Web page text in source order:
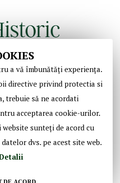
a vă îmbunătăți experiența.
directive privind protectia si
trebuie să ne acordati
acceptarea cookie-urilor.
sunteți de acord cu
dvs. pe acest site web.
Licitaţii Historic SRL
Historic